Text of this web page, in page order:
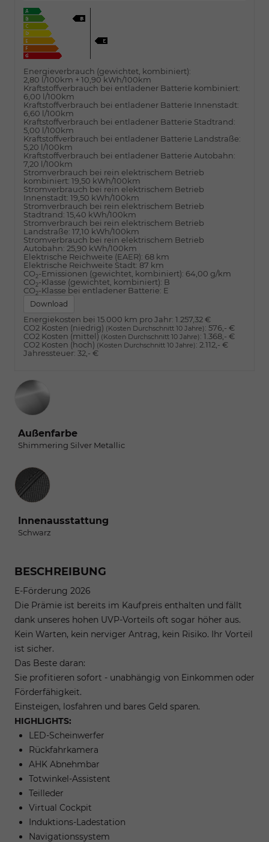
Energieverbrauch (gewichtet, kombiniert):
2,80 l/100km + 10,90 kWh/100km
Kraftstoffverbrauch bei entladener Batterie kombiniert:
6,00 l/100km
Kraftstoffverbrauch bei entladener Batterie Innenstadt:
6,60 l/100km
Kraftstoffverbrauch bei entladener Batterie Stadtrand:
5,00 l/100km
Kraftstoffverbrauch bei entladener Batterie Landstraße:
5,20 l/100km
Kraftstoffverbrauch bei entladener Batterie Autobahn:
7,20 l/100km
Stromverbrauch bei rein elektrischem Betrieb
kombiniert: 19,50 kWh/100km
Stromverbrauch bei rein elektrischem Betrieb
Innenstadt: 19,50 kWh/100km
Stromverbrauch bei rein elektrischem Betrieb
Stadtrand: 15,40 kWh/100km
Stromverbrauch bei rein elektrischem Betrieb
Landstraße: 17,10 kWh/100km
Stromverbrauch bei rein elektrischem Betrieb
Autobahn: 25,90 kWh/100km
Elektrische Reichweite (EAER): 68 km
Elektrische Reichweite Stadt: 87 km
CO2-Emissionen (gewichtet, kombiniert): 64,00 g/km
CO2-Klasse (gewichtet, kombiniert): B
CO2-Klasse bei entladener Batterie: E
Download
Energiekosten bei 15.000 km pro Jahr: 1.257,32 €
CO2 Kosten (niedrig) (Kosten Durchschnitt 10 Jahre): 576,- €
CO2 Kosten (mittel) (Kosten Durchschnitt 10 Jahre): 1.368,- €
CO2 Kosten (hoch) (Kosten Durchschnitt 10 Jahre): 2.112,- €
Jahressteuer: 32,- €
Außenfarbe
Shimmering Silver Metallic
Innenausstattung
Innenausstattung
Schwarz
BESCHREIBUNG
E-Förderung 2026
Die Prämie ist bereits im Kaufpreis enthalten und fällt
dank unseres hohen UVP-Vorteils oft sogar höher aus.
Kein Warten, kein nerviger Antrag, kein Risiko. Ihr Vorteil
ist sicher.
Das Beste daran:
Sie profitieren sofort - unabhängig von Einkommen oder
Förderfähigkeit.
Einsteigen, losfahren und bares Geld sparen.
HIGHLIGHTS:
LED-Scheinwerfer
Rückfahrkamera
AHK Abnehmbar
Totwinkel-Assistent
Teilleder
Virtual Cockpit
Induktions-Ladestation
Navigationssystem